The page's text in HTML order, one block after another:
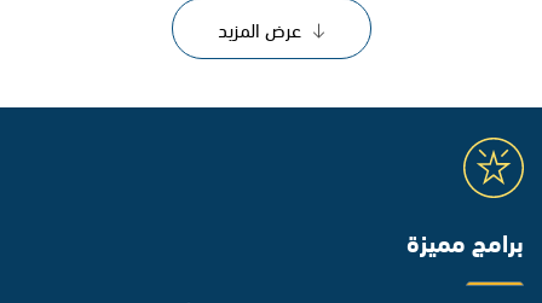
عرض المزيد
برامج مميزة